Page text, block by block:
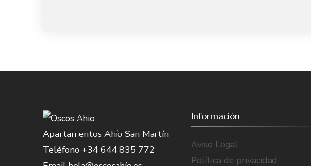
Apartamentos Ahío San Martín
Teléfono +34 644 835 772
Información
Aviso Legal
Política de privacidad